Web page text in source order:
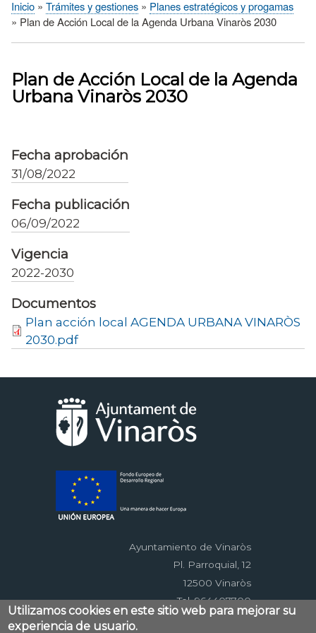
Sobrescribir
ayuda
a
la
Inicio Trámites y gestiones
Planes estratégicos y progamas
Plan de Acción Local de la Agenda Urbana Vinaròs 2030
Plan de Acción Local de la Agenda
Urbana Vinaròs 2030
Fecha aprobación
31/08/2022
Fecha publicación
06/09/2022
Vigencia
2022-2030
Documentos
Plan acción local AGENDA URBANA VINARÒS
2030.pdf
Ayuntamiento de Vinaròs
Pl. Parroquial, 12
12500 Vinaròs
Tel. 964407700
Utilizamos cookies en este sitio web para mejorar su
experiencia de usuario.